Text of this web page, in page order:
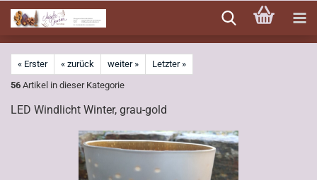
zum
Hauptinhalt
« Erster « zurück weiter »
Letzter »
56 Artikel in dieser Kategorie
LED Windlicht Winter, grau-gold